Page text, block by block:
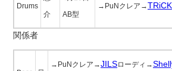
Drums
介 AB型
→PuNクレア→TRiCK
関係者
→PuNクレア→JILSローディ→